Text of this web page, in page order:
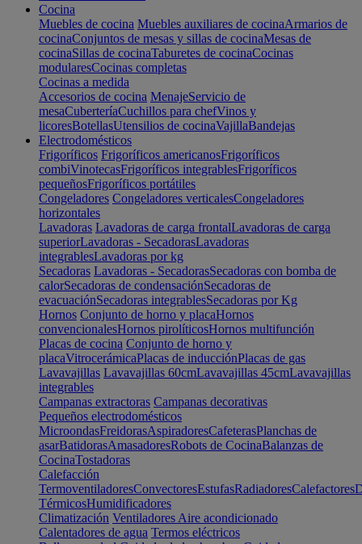
Cocina
Muebles de cocina Muebles auxiliares de cocinaArmarios de
cocinaConjuntos de mesas y sillas de cocinaMesas de
cocinaSillas de cocinaTaburetes de cocinaCocinas
modularesCocinas completas
Cocinas a medida
Accesorios de cocina MenajeServicio de
mesaCuberteríaCuchillos para chefVinos y
licoresBotellasUtensilios de cocinaVajillaBandejas
Electrodomésticos
Frigoríficos Frigoríficos americanosFrigoríficos
combiVinotecasFrigoríficos integrablesFrigoríficos
pequeñosFrigoríficos portátiles
Congeladores Congeladores verticalesCongeladores
horizontales
Lavadoras Lavadoras de carga frontalLavadoras de carga
superiorLavadoras - SecadorasLavadoras
integrablesLavadoras por kg
Secadoras Lavadoras - SecadorasSecadoras con bomba de
calorSecadoras de condensaciónSecadoras de
evacuaciónSecadoras integrablesSecadoras por Kg
Hornos Conjunto de horno y placaHornos
convencionalesHornos pirolíticosHornos multifunción
Placas de cocina Conjunto de horno y
placaVitrocerámicaPlacas de inducciónPlacas de gas
Lavavajillas Lavavajillas 60cmLavavajillas 45cmLavavajillas
integrables
Campanas extractoras Campanas decorativas
Pequeños electrodomésticos
MicroondasFreidorasAspiradoresCafeterasPlanchas de
asarBatidorasAmasadoresRobots de CocinaBalanzas de
CocinaTostadoras
Calefacción
TermoventiladoresConvectoresEstufasRadiadoresCalefactores
TérmicosHumidificadores
Climatización Ventiladores Aire acondicionado
Calentadores de agua Termos eléctricos